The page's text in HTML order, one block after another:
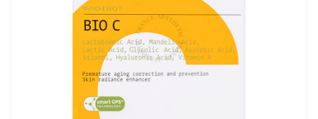
Note globale